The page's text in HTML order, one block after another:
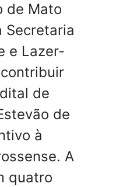
de Mato
Secretaria
e Lazer-
de
de
à
A
quatro